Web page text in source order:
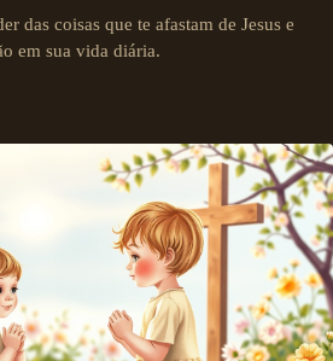
das coisas que te afastam de Jesus e
em sua vida diária.